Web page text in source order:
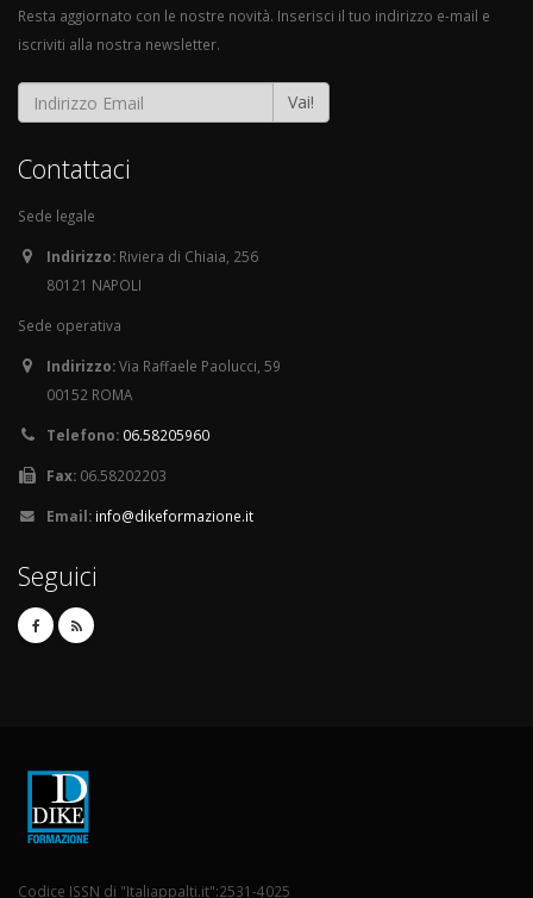
Resta aggiornato con le nostre novità. Inserisci il tuo indirizzo e-mail e
iscriviti alla nostra newsletter.
Vai!
Contattaci
Sede legale
Indirizzo: Riviera di Chiaia, 256
80121 NAPOLI
Sede operativa
Indirizzo:Via Raffaele Paolucci, 59
00152 ROMA
Telefono: 06.58205960
Fax: 06.58202203
Email: info@dikeformazione.it
Seguici
Codice ISSN di "Italiappalti.it":2531-4025